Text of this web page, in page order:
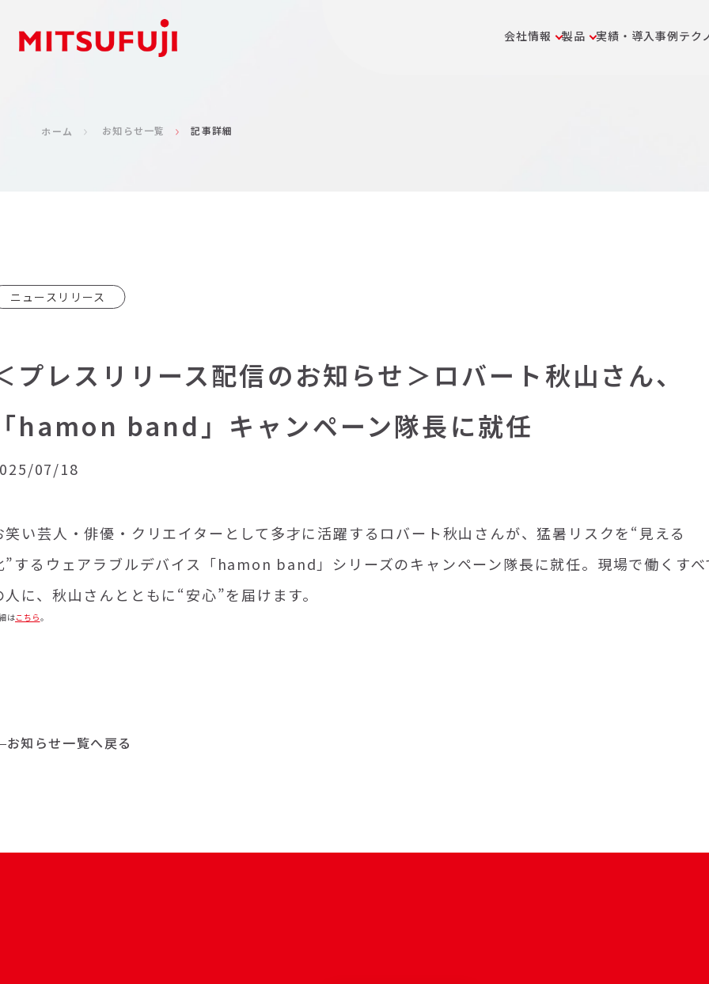
会社情報 製品 実績・導入事例テク
ホーム お知らせ一覧 記事詳細
ニュースリリース
プレスリリース配信のお知らせ＞ロバート秋山さん、
hamon band」キャンペーン隊長に就任
07/18
笑い芸人・俳優・クリエイターとして多才に活躍するロバート秋山さんが、猛暑リスクを“見える
”するウェアラブルデバイス「hamon band」シリーズのキャンペーン隊長に就任。現場で働くすべ
人に、秋山さんとともに“安心”を届けます。
はこちら。
お知らせ一覧へ戻る